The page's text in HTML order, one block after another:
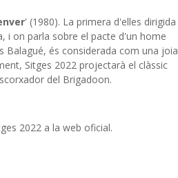
' (1980). La primera d'elles dirigida
i on parla sobre el pacte d'un home
Balagué, és considerada com una joia
Sitges 2022 projectarà el clàssic
del Brigadoon.
2022 a la web oficial.